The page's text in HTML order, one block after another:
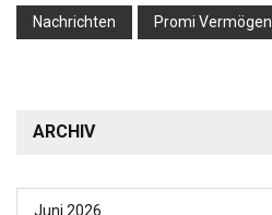
Nachrichten Promi Vermögen
ARCHIV
Juni 2026